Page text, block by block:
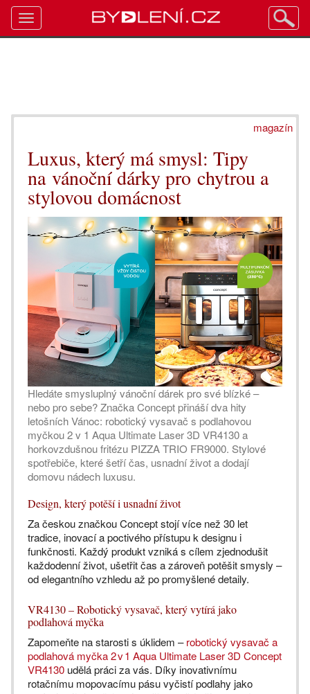
magazín
Luxus, který má smysl: Tipy
na vánoční dárky pro chytrou a
stylovou domácnost
Hledáte smysluplný vánoční dárek pro své blízké –
nebo pro sebe? Značka Concept přináší dva hity
letošních Vánoc: robotický vysavač s podlahovou
myčkou 2 v 1 Aqua Ultimate Laser 3D VR4130 a
horkovzdušnou fritézu PIZZA TRIO FR9000. Stylové
spotřebiče, které šetří čas, usnadní život a dodají
domovu nádech luxusu.
Design, který potěší i usnadní život
Za českou značkou Concept stojí více než 30 let
tradice, inovací a poctivého přístupu k designu i
funkčnosti. Každý produkt vzniká s cílem zjednodušit
každodenní život, ušetřit čas a zároveň potěšit smysly –
od elegantního vzhledu až po promyšlené detaily.
VR4130 – Robotický vysavač, který vytírá jako
podlahová myčka
Zapomeňte na starosti s úklidem –robotický vysavač a
podlahová myčka 2 v 1 Aqua Ultimate Laser 3D Concept
VR4130 udělá práci za vás. Díky inovativnímu
rotačnímu mopovacímu pásu vyčistí podlahy jako
Toggle
navigation